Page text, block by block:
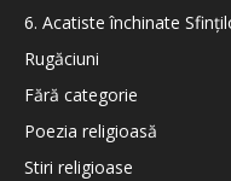
6. Acatiste închinate
Rugăciuni
Fără categorie
Poezia religioasă
Stiri religioase